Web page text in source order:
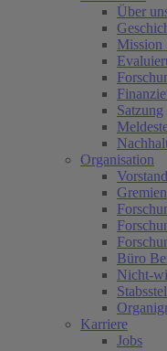
Über
Mission
Satzung
Organisation
Vorstand
Gremien
Büro
Nicht-
Karriere
Jobs